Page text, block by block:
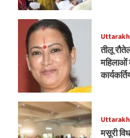
तीलू
मसूरी